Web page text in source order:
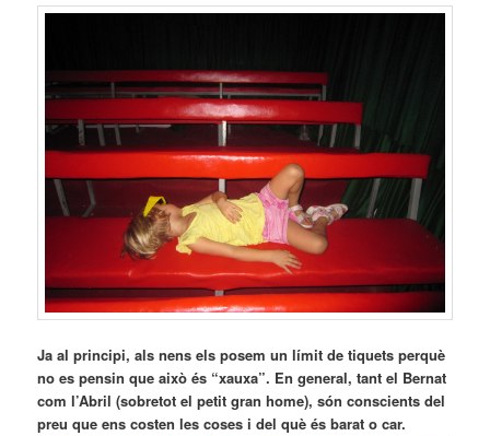
Ja al principi, als nens els posem un límit de tiquets perquè
no es pensin que això és “xauxa”. En general, tant el Bernat
com l’Abril (sobretot el petit gran home), són conscients del
preu que ens costen les coses i del què és barat o car.